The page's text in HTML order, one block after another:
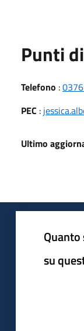
Punti
Telefono :
PEC :
Ultimo
su